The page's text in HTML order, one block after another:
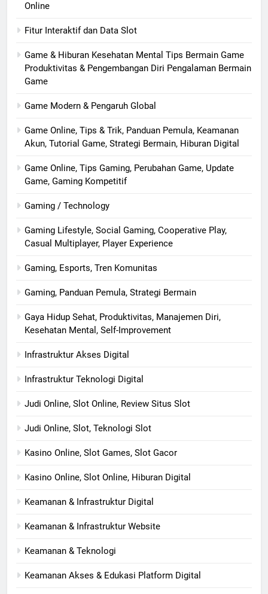
Online
Fitur Interaktif dan Data Slot
Game & Hiburan Kesehatan Mental Tips Bermain Game
Produktivitas & Pengembangan Diri Pengalaman Bermain
Game
Game Modern & Pengaruh Global
Game Online, Tips & Trik, Panduan Pemula, Keamanan
Akun, Tutorial Game, Strategi Bermain, Hiburan Digital
Game Online, Tips Gaming, Perubahan Game, Update
Game, Gaming Kompetitif
Gaming / Technology
Gaming Lifestyle, Social Gaming, Cooperative Play,
Casual Multiplayer, Player Experience
Gaming, Esports, Tren Komunitas
Gaming, Panduan Pemula, Strategi Bermain
Gaya Hidup Sehat, Produktivitas, Manajemen Diri,
Kesehatan Mental, Self-Improvement
Infrastruktur Akses Digital
Infrastruktur Teknologi Digital
Judi Online, Slot Online, Review Situs Slot
Judi Online, Slot, Teknologi Slot
Kasino Online, Slot Games, Slot Gacor
Kasino Online, Slot Online, Hiburan Digital
Keamanan & Infrastruktur Digital
Keamanan & Infrastruktur Website
Keamanan & Teknologi
Keamanan Akses & Edukasi Platform Digital